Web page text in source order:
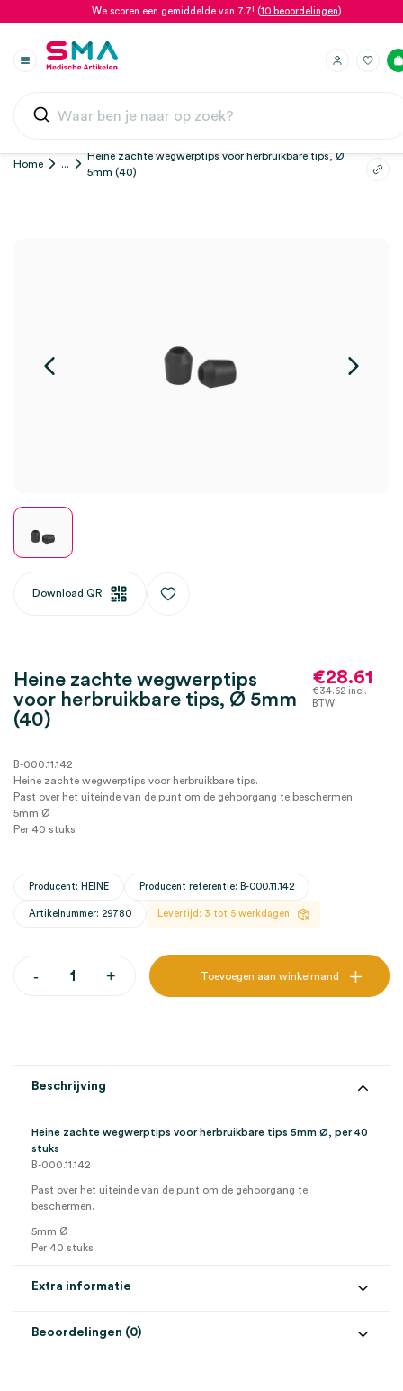
We scoren een gemiddelde van 7.7! (10 beoordelingen)
Home ...
Heine zachte wegwerptips voor herbruikbare tips, Ø
5mm (40)
Download QR
Heine zachte wegwerptips
voor herbruikbare tips, Ø 5mm
(40)
€28.61
€34.62 incl.
BTW
B-000.11.142
Heine zachte wegwerptips voor herbruikbare tips.
Past over het uiteinde van de punt om de gehoorgang te beschermen.
5mm Ø
Per 40 stuks
Producent: HEINE Producent referentie: B-000.11.142
Artikelnummer: 29780 Levertijd: 3 tot 5 werkdagen
-
5mm
+ Toevoegen aan winkelmand
Beschrijving
Heine zachte wegwerptips voor herbruikbare tips 5mm Ø, per 40
stuks
B-000.11.142
Past over het uiteinde van de punt om de gehoorgang te
beschermen.
5mm Ø
Per 40 stuks
Extra informatie
Beoordelingen (0)